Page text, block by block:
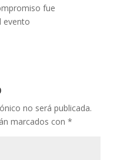
fue
evento
no será publicada.
marcados con *